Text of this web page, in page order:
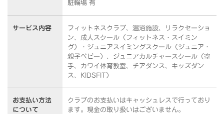
駐輪場 有
サービス内容
フィットネスクラブ、温浴施設、リラクセーショ
ン、成人スクール（フィットネス・スイミン
グ）・ジュニアスイミングスクール（ジュニア・
親子ベビー）、ジュニアカルチャースクール（空
手、カワイ体育教室、チアダンス、キッズダン
ス、KIDSFIT）
お支払い方法
について
クラブのお支払いはキャッシュレスで行っており
ます。 現金の取り扱いはございません。